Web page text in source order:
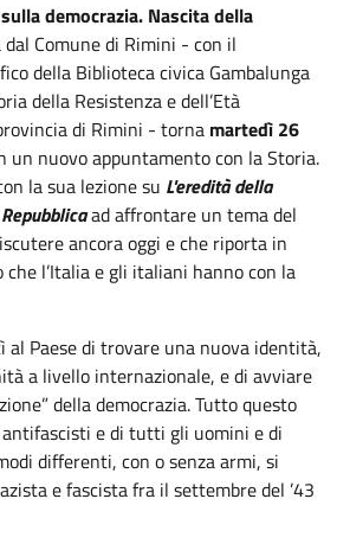
democrazia. Nascita della
dal Comune di Rimini - con il
della Biblioteca civica Gambalunga
della Resistenza e dell’Età
di Rimini - torna martedì 26
un nuovo appuntamento con la Storia.
la sua lezione su L'eredità della
ad affrontare un tema del
ancora oggi e che riporta in
l’Italia e gli italiani hanno con la
al Paese di trovare una nuova identità,
a livello internazionale, e di avviare
della democrazia. Tutto questo
e di tutti gli uomini e di
differenti, con o senza armi, si
e fascista fra il settembre del ’43